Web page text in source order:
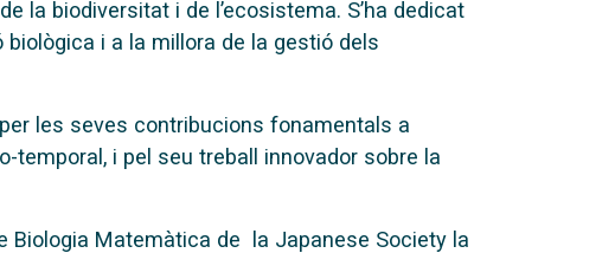
la biodiversitat i de l’ecosistema. S’ha dedicat
i a la millora de la gestió dels
les seves contribucions fonamentals a
temporal, i pel seu treball innovador sobre la
Biologia Matemàtica de la Japanese Society la